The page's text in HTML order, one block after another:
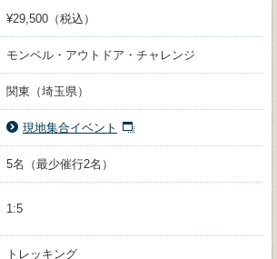
¥29,500（税込）
モンベル・アウトドア・チャレンジ
関東（埼玉県）
現地集合イベント
5名（最少催行2名）
1:5
トレッキング